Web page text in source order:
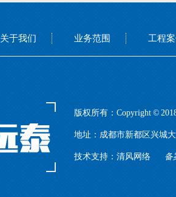
关于我们 业务范围 工程
版权所有：Copyright ©
地址：成都市新都区兴城
技术支持： 清风网络 备